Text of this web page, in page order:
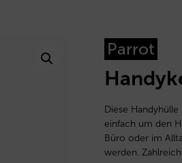
Parrot
Diese
einfach um den
Büro oder im
werden.